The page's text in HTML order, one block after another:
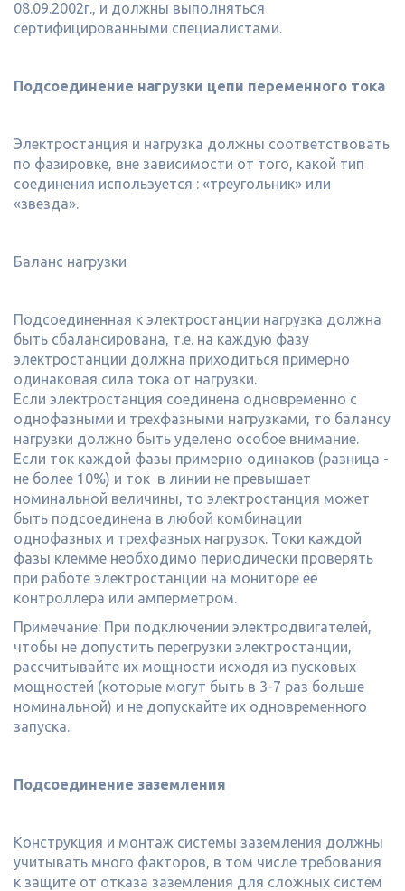
08.09.2002г., и должны выполняться
сертифицированными специалистами.
Подсоединение нагрузки цепи переменного тока
Электростанция и нагрузка должны соответствовать
по фазировке, вне зависимости от того, какой тип
соединения используется : «треугольник» или
«звезда».
Баланс нагрузки
Подсоединенная к электростанции нагрузка должна
быть сбалансирована, т.е. на каждую фазу
электростанции должна приходиться примерно
одинаковая сила тока от нагрузки.
Если электростанция соединена одновременно с
однофазными и трехфазными нагрузками, то балансу
нагрузки должно быть уделено особое внимание.
Если ток каждой фазы примерно одинаков (разница -
не более 10%) и ток в линии не превышает
номинальной величины, то электростанция может
быть подсоединена в любой комбинации
однофазных и трехфазных нагрузок. Токи каждой
фазы клемме необходимо периодически проверять
при работе электростанции на мониторе её
контроллера или амперметром.
Примечание: При подключении электродвигателей,
чтобы не допустить перегрузки электростанции,
рассчитывайте их мощности исходя из пусковых
мощностей (которые могут быть в 3-7 раз больше
номинальной) и не допускайте их одновременного
запуска.
Подсоединение заземления
Конструкция и монтаж системы заземления должны
учитывать много факторов, в том числе требования
к защите от отказа заземления для сложных систем